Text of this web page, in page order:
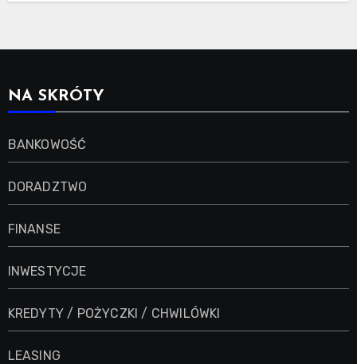
NA SKRÓTY
BANKOWOŚĆ
DORADZTWO
FINANSE
INWESTYCJE
KREDYTY / POŻYCZKI / CHWILÓWKI
LEASING